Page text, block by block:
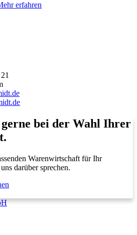
erfahren
bei der Wahl Ihrer
Warenwirtschaft für Ihr
darüber sprechen.